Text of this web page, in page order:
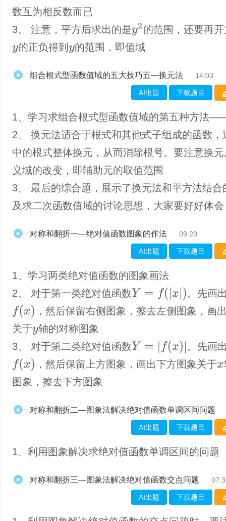
数互为相反数而已
3、 注意，平方后求出的是y 2 的范围，还要再
y 的正负得到y 的范围，即值域
组合根式型函数值域的五大技巧五—换元法 14:03
AI出题 下载题目
1、学习求组合根式型函数值域的第五种方法
2、 换元法适合于根式和其他式子组成的函数，
中的根式整体换元，从而消除根号。要注意换
义域的改变，即辅助元的取值范围
3、 最后的综合题，展示了换元法和平方法结合
及求二次函数值域的讨论思想，大家要好好体会
对称和翻折一—绝对值函数图象的作法 09:20
AI出题 下载题目
1、学习两类绝对值函数的图象画法
2、 对于第一类绝对值函数Y=f |x|) 。先画
(x)
，然后保留右侧图象，擦去左侧图象，画
关于y 轴的对称图象
3、 对于第二类绝对值函数Y=| (x)| 。先画
(x) ，然后保留上方图象，画出下方图象关于x
图象，擦去下方图象
对称和翻折二—图象法解决绝对值函数单调区间问题
AI出题 下载题目
1、利用图象解决求绝对值函数单调区间的问题
对称和翻折三—图象法解决绝对值函数交点问题
AI出题 下载题目